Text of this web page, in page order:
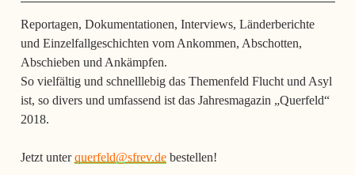
Reportagen, Dokumentationen, Interviews, Länderberichte
und Einzelfallgeschichten vom Ankommen, Abschotten,
Abschieben und Ankämpfen.
So vielfältig und schnelllebig das Themenfeld Flucht und Asyl
ist, so divers und umfassend ist das Jahresmagazin „Querfeld“
2018.
Jetzt unterquerfeld@sfrev.debestellen!